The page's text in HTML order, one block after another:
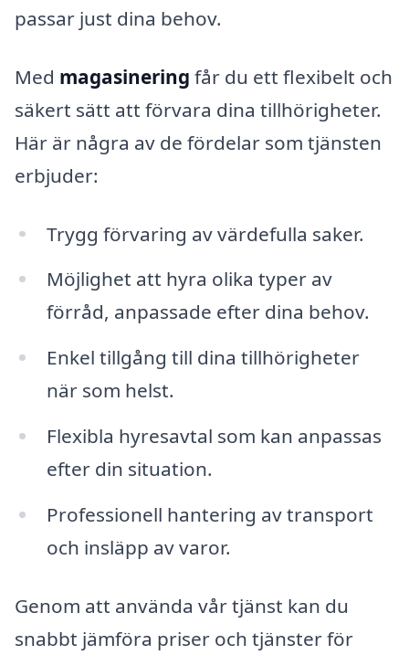
passar just dina behov.
Med magasinering får du ett flexibelt och
säkert sätt att förvara dina tillhörigheter.
Här är några av de fördelar som tjänsten
erbjuder:
Trygg förvaring av värdefulla saker.
Möjlighet att hyra olika typer av
förråd, anpassade efter dina behov.
Enkel tillgång till dina tillhörigheter
när som helst.
Flexibla hyresavtal som kan anpassas
efter din situation.
Professionell hantering av transport
och insläpp av varor.
Genom att använda vår tjänst kan du
snabbt jämföra priser och tjänster för